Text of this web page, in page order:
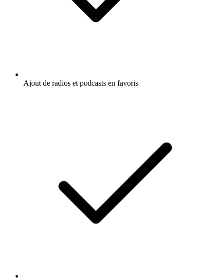
Ajout de radios et podcasts en favoris